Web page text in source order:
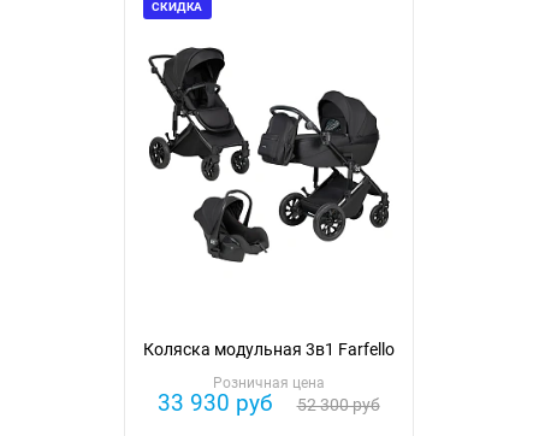
СКИДКА
Коляска модульная 3в1 Farfello
Розничная цена
33 930 руб 52 300 руб